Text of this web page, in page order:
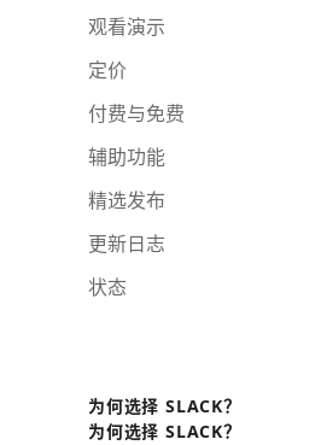
观看演示
定价
付费与免费
辅助功能
精选发布
更新日志
状态
为何选择 SLACK？
为何选择 SLACK？